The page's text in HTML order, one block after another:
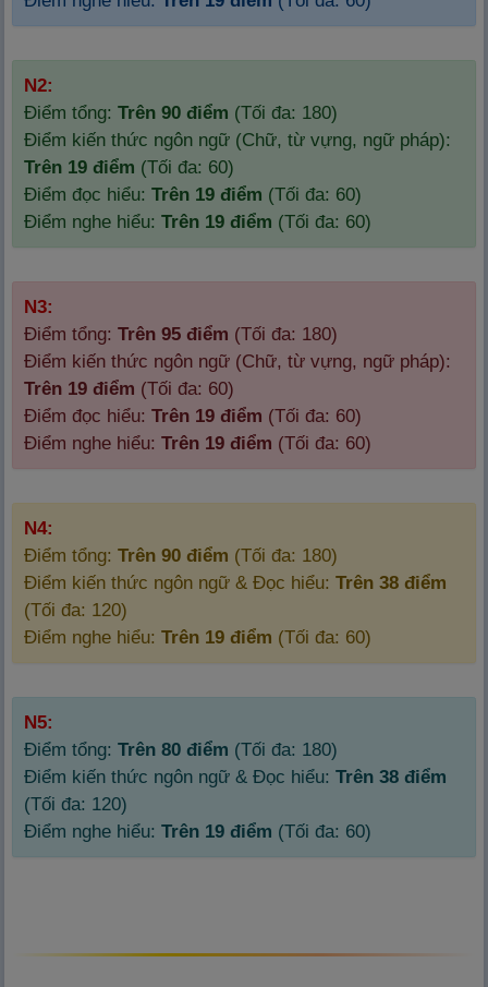
N2:
Điểm tổng:Trên 90 điểm (Tối đa: 180)
Điểm kiến thức ngôn ngữ (Chữ, từ vựng, ngữ pháp):
Trên 19 điểm (Tối đa: 60)
Điểm đọc hiểu:Trên 19 điểm (Tối đa: 60)
Điểm nghe hiểu:Trên 19 điểm (Tối đa: 60)
N3:
Điểm tổng:Trên 95 điểm (Tối đa: 180)
Điểm kiến thức ngôn ngữ (Chữ, từ vựng, ngữ pháp):
Trên 19 điểm (Tối đa: 60)
Điểm đọc hiểu:Trên 19 điểm (Tối đa: 60)
Điểm nghe hiểu:Trên 19 điểm (Tối đa: 60)
N4:
Điểm tổng:Trên 90 điểm (Tối đa: 180)
Điểm kiến thức ngôn ngữ & Đọc hiểu: Trên 38 điểm
(Tối đa: 120)
Điểm nghe hiểu:Trên 19 điểm (Tối đa: 60)
N5:
Điểm tổng:Trên 80 điểm (Tối đa: 180)
Điểm kiến thức ngôn ngữ & Đọc hiểu:Trên 38 điểm
(Tối đa: 120)
Điểm nghe hiểu:Trên 19 điểm (Tối đa: 60)